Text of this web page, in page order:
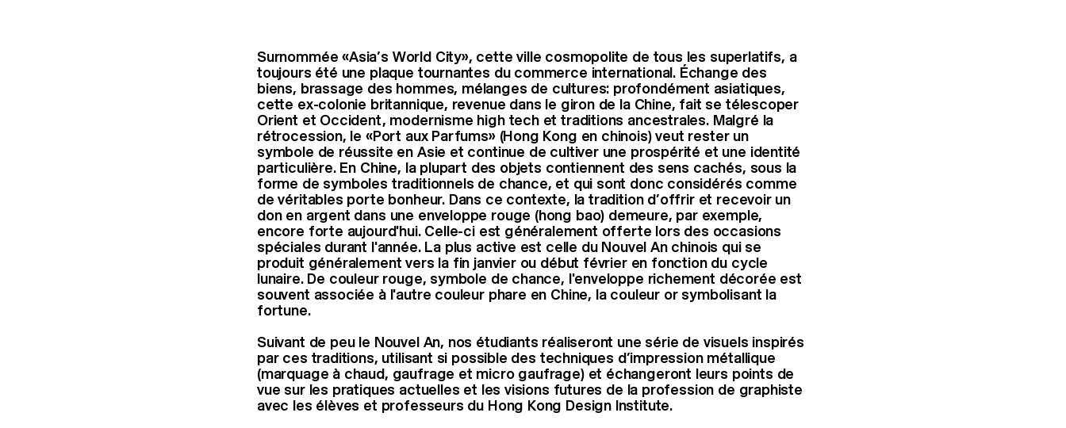
Surnommée «Asia’s World City», cette ville cosmopolite de tous les superlatifs, a
toujours été une plaque tournantes du commerce international. Échange des
biens, brassage des hommes, mélanges de cultures: profondément asiatiques,
cette ex-colonie britannique, revenue dans le giron de la Chine, fait se télescoper
Orient et Occident, modernisme high tech et traditions ancestrales. Malgré la
rétrocession, le «Port aux Parfums» (Hong Kong en chinois)veut rester un
symbole de réussite en Asie et continue de cultiver une prospérité et une identité
particulière. En Chine, la plupart des objets contiennent des sens cachés, sous la
forme de symboles traditionnels de chance, et qui sont donc considérés comme
de véritables porte bonheur. Dans ce contexte, la tradition d’offrir et recevoir un
don en argent dans une enveloppe rouge (hong bao) demeure, par exemple,
encore forte aujourd'hui. Celle-ci est généralement offerte lors des occasions
spéciales durant l'année. La plus active est celle du Nouvel An chinois qui se
produit généralement vers la fin janvier ou début février en fonction du cycle
lunaire. De couleur rouge, symbole de chance, l'enveloppe richement décorée est
souvent associée à l'autre couleur phare en Chine, la couleur or symbolisant la
fortune.
Suivant de peu le Nouvel An, nos étudiants réaliseront une série de visuels inspirés
par ces traditions, utilisant si possible des techniques d’impression métallique
(marquage à chaud, gaufrage et micro gaufrage) et échangeront leurs points de
vue sur les pratiques actuelles et les visions futures de la profession de graphiste
avec les élèves et professeurs du Hong Kong Design Institute.